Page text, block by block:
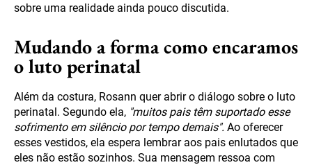
sobre uma realidade ainda pouco discutida.
Mudando a forma como encaramos
o luto perinatal
Além da costura, Rosann quer abrir o diálogo sobre o luto
perinatal. Segundo ela, "muitos pais têm suportado esse
sofrimento em silêncio por tempo demais". Ao oferecer
esses vestidos, ela espera lembrar aos pais enlutados que
eles não estão sozinhos. Sua mensagem ressoa com